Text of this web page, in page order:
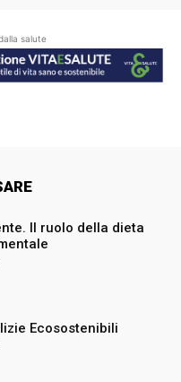
salute
Il ruolo della dieta
Ecosostenibili